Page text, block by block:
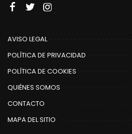
AVISO LEGAL
POLÍTICA DE PRIVACIDAD
POLÍTICA DE COOKIES
QUIÉNES SOMOS
CONTACTO
MAPA DEL SITIO